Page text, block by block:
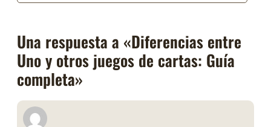
Una respuesta a «Diferencias entre
Uno y otros juegos de cartas: Guía
completa»